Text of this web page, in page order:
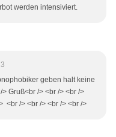
werden intensiviert.
geben halt keine
Gruß<br /> <br /> <br />
<br /> <br /> <br /> <br />